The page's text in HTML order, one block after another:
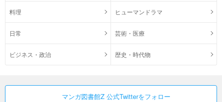
料理 ヒューマンドラマ
日常 芸術・医療
ビジネス・政治 歴史・時代物
マンガ図書館Z 公式Twitterをフォロー